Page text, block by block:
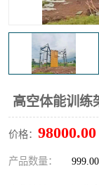
高空体能训练
价格： 98000.00
产品数量：